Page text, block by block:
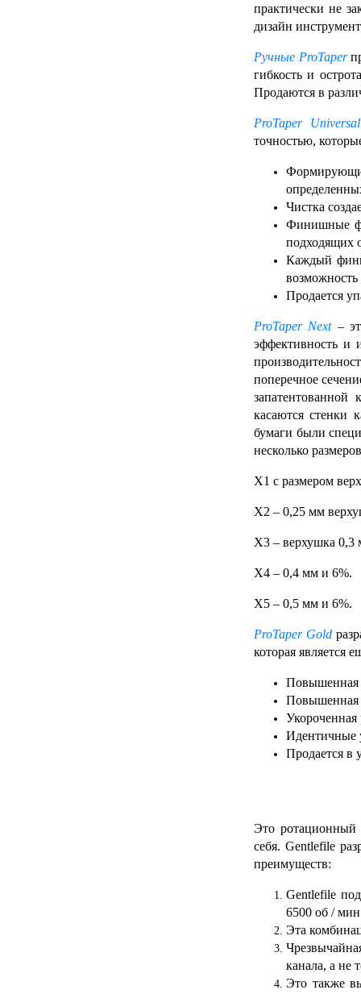
практически не
дизайн
Ручные ProTaper
гибкость и
Продаются в
ProTaper Universal
точностью,
Чистка
Финишные
подходящих
Каждый
возможность
Продается
ProTaper Next–
эффективность и
поперечное
запатентованной
касаются стенки
бумаги были
несколько
X1 с размером
X2 – 0,25 мм
X3 – верхушка 0,3
X4 – 0,4 мм и 6%.
X5 – 0,5 мм и 6%.
ProTaper Gold
которая является
Повышенная
Повышенная
Идентичные
Продается в
Это ротационный
себя. Gentlefile
преимуществ:
Gentlefile
6500 об /
Эта
канала, а не
Это также